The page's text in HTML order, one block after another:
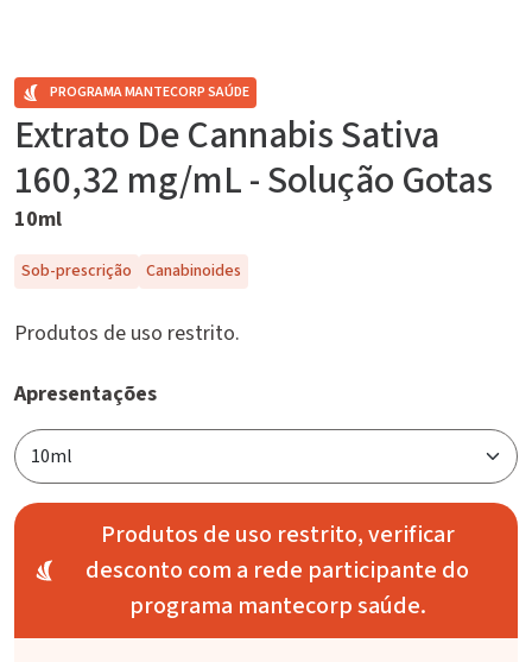
PROGRAMA MANTECORP SAÚDE
Extrato De Cannabis Sativa
160,32 mg/mL - Solução Gotas
10ml
Sob-prescrição Canabinoides
Produtos de uso restrito.
Apresentações
Produtos de uso restrito, verificar
desconto com a rede participante do
programa mantecorp saúde.